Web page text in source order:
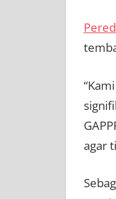
agar